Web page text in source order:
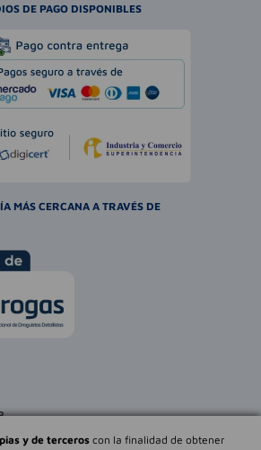
y de terceroscon la finalidad de obtener
DE PAGO DISPONIBLES
MÁS CERCANA A TRAVÉS DE